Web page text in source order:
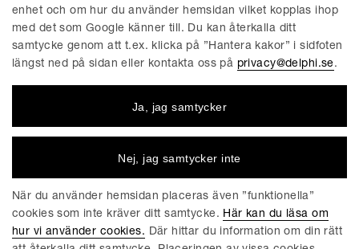
Linköping
Advokatfirman Delphi är en progressiv affärsjuridisk
advokatbyrå med erkända specialister inom de flesta av
varav ungefär 150 jurister. Våra kontor finns i Stockholm,
Göteborg, Malmö och Linköping.
enhet och om hur du använder hemsidan vilket kopplas ihop
med det som Google känner till. Du kan återkalla ditt
samtycke genom att t.ex. klicka på ”Hantera kakor” i sidfoten
längst ned på sidan eller kontakta oss på privacy@delphi.se.
Ja, jag samtycker
Nej, jag samtycker inte
När du använder hemsidan placeras även ”funktionella”
cookies som inte kräver ditt samtycke. Här kan du läsa om
hur vi använder cookies. Där hittar du information om din rätt